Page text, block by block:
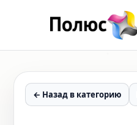
← Назад в категорию